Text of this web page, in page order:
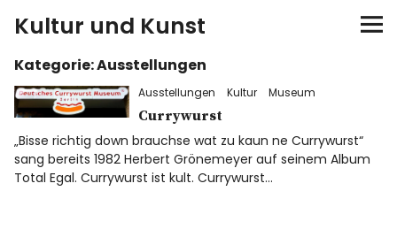
Kultur und Kunst
kultur & kunst
Ausstellungen
Spiele
Kategorie:Ausstellungen
Ausstellungen Kultur Museum
Currywurst
„Bisse richtig down brauchse wat zu kaun ne Currywurst“
sang bereits 1982 Herbert Grönemeyer auf seinem Album
Total Egal. Currywurst ist kult. Currywurst…